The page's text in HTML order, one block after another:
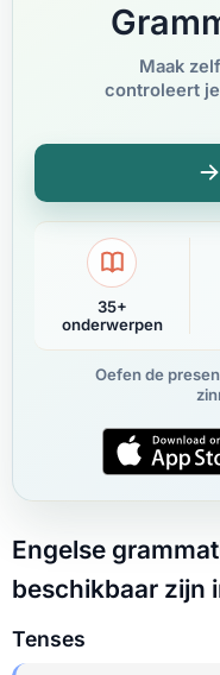
Maak
controleert
35+
onderwerpen
Oefen de
Engelse
beschikbaar zijn
Tenses